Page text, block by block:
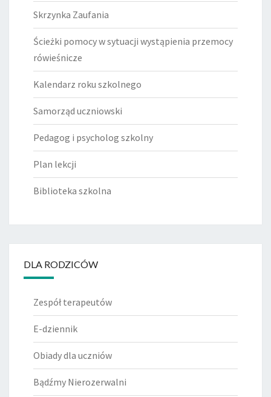
Skrzynka Zaufania
Ścieżki pomocy w sytuacji wystąpienia przemocy
rówieśnicze
Kalendarz roku szkolnego
Samorząd uczniowski
Pedagog i psycholog szkolny
Plan lekcji
Biblioteka szkolna
DLA RODZICÓW
Zespół terapeutów
E-dziennik
Obiady dla uczniów
Bądźmy Nierozerwalni